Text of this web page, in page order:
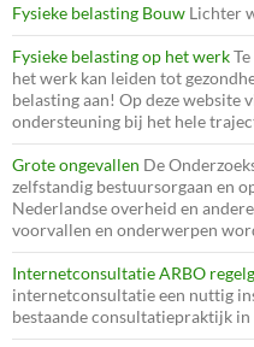
Fysieke belasting Bouw Lichter
Fysieke belasting op het werk
het werk kan leiden tot
belasting aan! Op deze
ondersteuning bij het hele
Grote ongevallen De
zelfstandig bestuursorgaan en
Nederlandse overheid en
voorvallen en onderwerpen
Internetconsultatie ARBO
internetconsultatie een nuttig
bestaande consultatiepraktijk